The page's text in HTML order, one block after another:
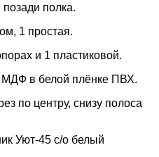
полка.
1 простая.
и 1 пластиковой.
в белой плёнке ПВХ.
по центру, снизу полоса
Уют-45 с/о белый